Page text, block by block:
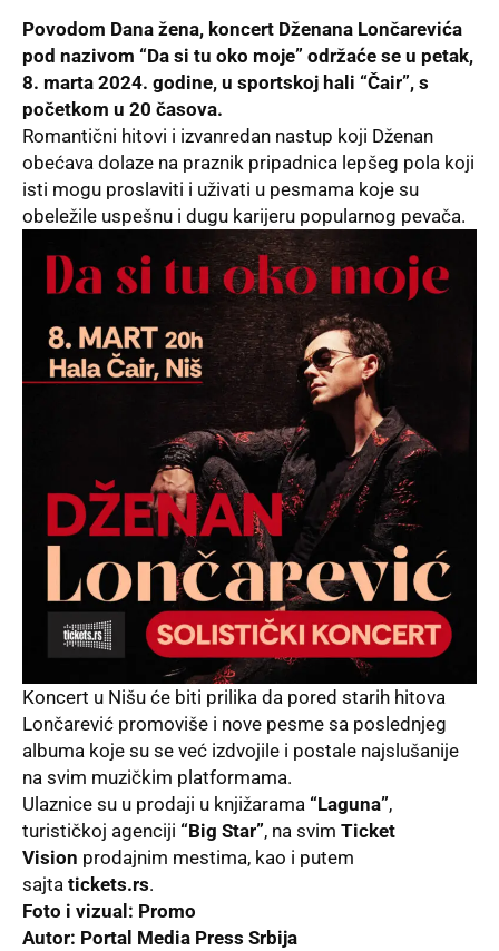
Povodom Dana žena, koncert Dženana Lončarevića
pod nazivom “Da si tu oko moje” održaće se u petak,
8. marta 2024. godine, u sportskoj hali “Čair”, s
početkom u 20 časova.
Romantični hitovi i izvanredan nastup koji Dženan
obećava dolaze na praznik pripadnica lepšeg pola koji
isti mogu proslaviti i uživati u pesmama koje su
obeležile uspešnu i dugu karijeru popularnog pevača.
Koncert u Nišu će biti prilika da pored starih hitova
Lončarević promoviše i nove pesme sa poslednjeg
albuma koje su se već izdvojile i postale najslušanije
na svim muzičkim platformama.
Ulaznice su u prodaji u knjižarama “Laguna”,
turističkoj agenciji “Big Star”, na svim Ticket
Vision prodajnim mestima, kao i putem
sajta tickets.rs.
Foto i vizual: Promo
Autor: Portal Media Press Srbija